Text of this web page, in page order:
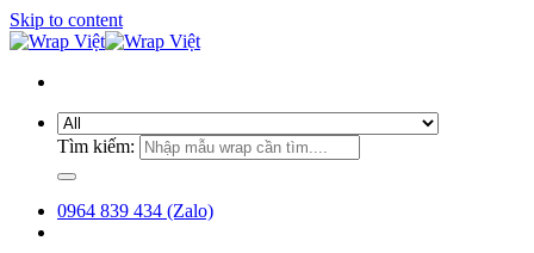
Skip to content
Tìm kiếm:
0964 839 434 (Zalo)